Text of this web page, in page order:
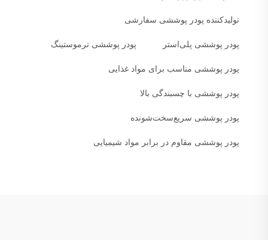
تولیدکننده پودر پوششی سفارشی
پودر پوششی پلی‌استر پودر پوششی ترموستینگ
پودر پوششی مناسب برای مواد غذایی
پودر پوششی با چسبندگی بالا
پودر پوششی سریع‌سخت‌شونده
پودر پوششی مقاوم در برابر مواد شیمیایی